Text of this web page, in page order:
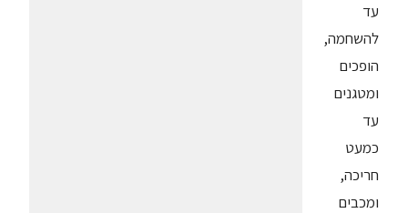
עד
להשחמה,
הופכים
ומטגנים
עד
כמעט
חריכה,
ומכבים